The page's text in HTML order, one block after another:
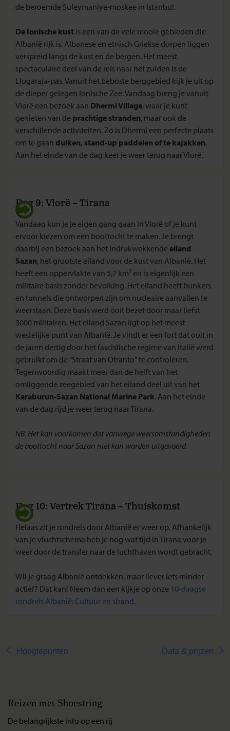
de beroemde Suleymaniye-moskee in Istanbul.
De Ionische kust is een van de vele mooie gebieden die
Albanië rijk is. Albanese en etnisch Griekse dorpen liggen
verspreid langs de kust en de bergen. Het meest
spectaculaire deel van de reis naar het zuiden is de
Llogaraja-pas. Vanuit het beboste berggebied kijk je uit op
de dieper gelegen Ionische Zee. Vandaag breng je vanuit
Vlorë een bezoek aan Dhermi Village, waar je kunt
genieten van de prachtige stranden, maar ook de
verschillende activiteiten. Zo is Dhermi een perfecte plaats
om te gaan duiken, stand-up paddelen of te kajakken.
Aan het einde van de dag keer je weer terug naar Vlorë.
Dag 9: Vlorë – Tirana
Vandaag kun je je eigen gang gaan in Vlorë of je kunt
ervoor kiezen om een boottocht te maken. Je brengt
daarbij een bezoek aan het indrukwekkende eiland
Sazan, het grootste eiland voor de kust van Albanië. Het
heeft een oppervlakte van 5,7 km² en is eigenlijk een
militaire basis zonder bevolking. Het eiland heeft bunkers
en tunnels die ontworpen zijn om nucleaire aanvallen te
weerstaan. Deze basis werd ooit bezet door maar liefst
3000 militairen. Het eiland Sazan ligt op het meest
westelijke punt van Albanië. Je vindt er een fort dat ooit in
de jaren dertig door het fascistische regime van Italië werd
gebruikt om de "Straat van Otranto" te controleren.
Tegenwoordig maakt meer dan de helft van het
omliggende zeegebied van het eiland deel uit van het
Karaburun-Sazan National Marine Park. Aan het einde
van de dag rijd je weer terug naar Tirana.
NB. Het kan voorkomen dat vanwege weersomstandigheden
de boottocht naar Sazan niet kan worden uitgevoerd.
Dag 10: Vertrek Tirana – Thuiskomst
Helaas zit je rondreis door Albanië er weer op. Afhankelijk
van je vluchtschema heb je nog wat tijd in Tirana voor je
weer door de transfer naar de luchthaven wordt gebracht.
Wil je graag Albanië ontdekken, maar liever iets minder
actief? Dat kan! Neem dan een kijkje op onze 10-daagse
rondreis Albanië: Cultuur en strand.
Hoogtepunten Data & prijzen
Reizen met Shoestring
De belangrijkste info op een rij